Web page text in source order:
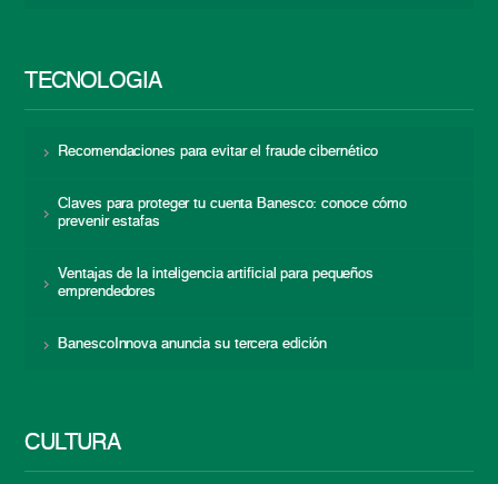
TECNOLOGÍA
Recomendaciones para evitar el fraude cibernético
Claves para proteger tu cuenta Banesco: conoce cómo
prevenir estafas
Ventajas de la inteligencia artificial para pequeños
emprendedores
BanescoInnova anuncia su tercera edición
CULTURA